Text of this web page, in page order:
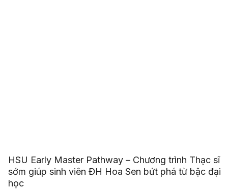
HSU Early Master Pathway – Chương trình Thạc sĩ
sớm giúp sinh viên ĐH Hoa Sen bứt phá từ bậc đại
học